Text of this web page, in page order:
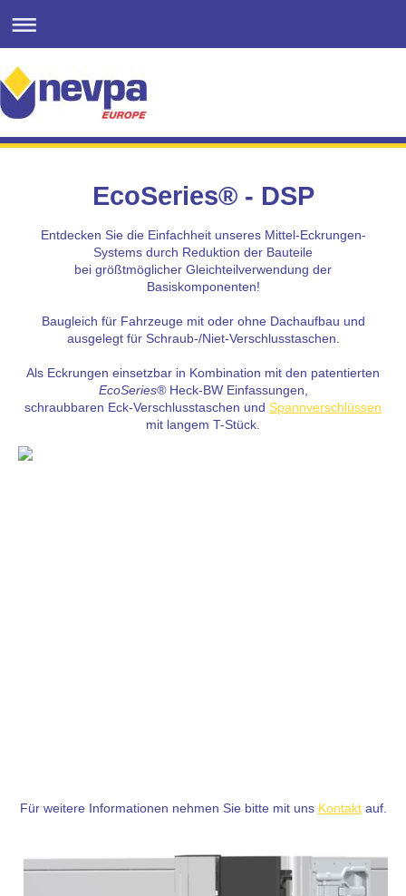
EcoSeries® - DSP
Entdecken Sie die Einfachheit unseres Mittel-Eckrungen-
Systems durch Reduktion der Bauteile
bei größtmöglicher Gleichteilverwendung der
Basiskomponenten!
Baugleich für Fahrzeuge mit oder ohne Dachaufbau und
ausgelegt für Schraub-/Niet-Verschlusstaschen.
Als Eckrungen einsetzbar in Kombination mit den patentierten
EcoSeries®Heck-BW Einfassungen,
schraubbaren Eck-Verschlusstaschen und Spannverschlüssen
mit langem T-Stück.
Für weitere Informationen nehmen Sie bitte mit uns Kontaktauf.